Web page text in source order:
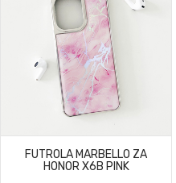
FUTROLA MARBELLO ZA
HONOR X6B PINK